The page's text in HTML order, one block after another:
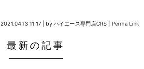
2021.04.13 11:17 by ハイエース専門店CRS Perma Link
最新の記事